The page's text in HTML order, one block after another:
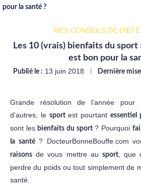
pour la santé ?
MES CONSEILS DE
Les 10 (vrais) bienfaits du
est bon pour la
Publié le : 13 juin 2018 Dernière
Grande résolution de l’année pour
d’autres, le sportest pourtant essentiel
sont les bienfaits du sport? Pourquoi
la santé? DocteurBonneBouffe.com
raisons de vous mettre au sport, que
perdre du poids ou tout simplement de
santé.